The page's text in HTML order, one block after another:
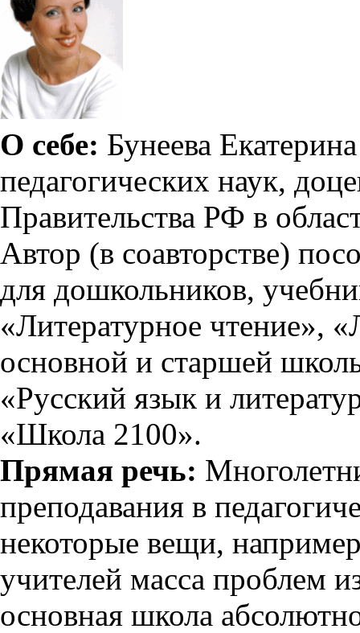
О себе: Бунеева
педагогических наук,
Правительства РФ в
Автор (в соавторстве)
для дошкольников,
«Литературное чтение»,
основной и старшей
«Русский язык и
«Школа 2100».
Прямая речь:
преподавания в
некоторые вещи,
учителей масса проблем
основная школа